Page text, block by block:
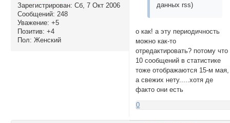
Зарегистрирован: Сб, 7 Окт 2006
Сообщений: 248
Уважение: +5
Позитив: +4
Пол: Женский
данных rss)
о как! а эту периодичность
можно как-то
отредактировать? потому что
10 сообщений в статистике
тоже отображаются 15-м мая,
а свежих нету.....хотя де
факто они есть
0